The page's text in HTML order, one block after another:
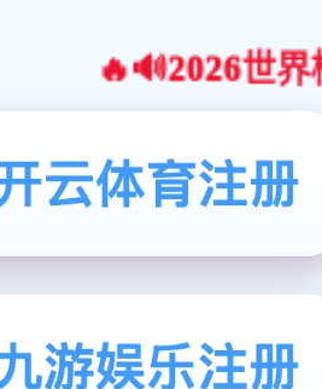
🔥🔊2026世界杯官